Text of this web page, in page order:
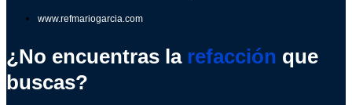
www.refmariogarcia.com
¿No encuentras la refacción que
buscas?